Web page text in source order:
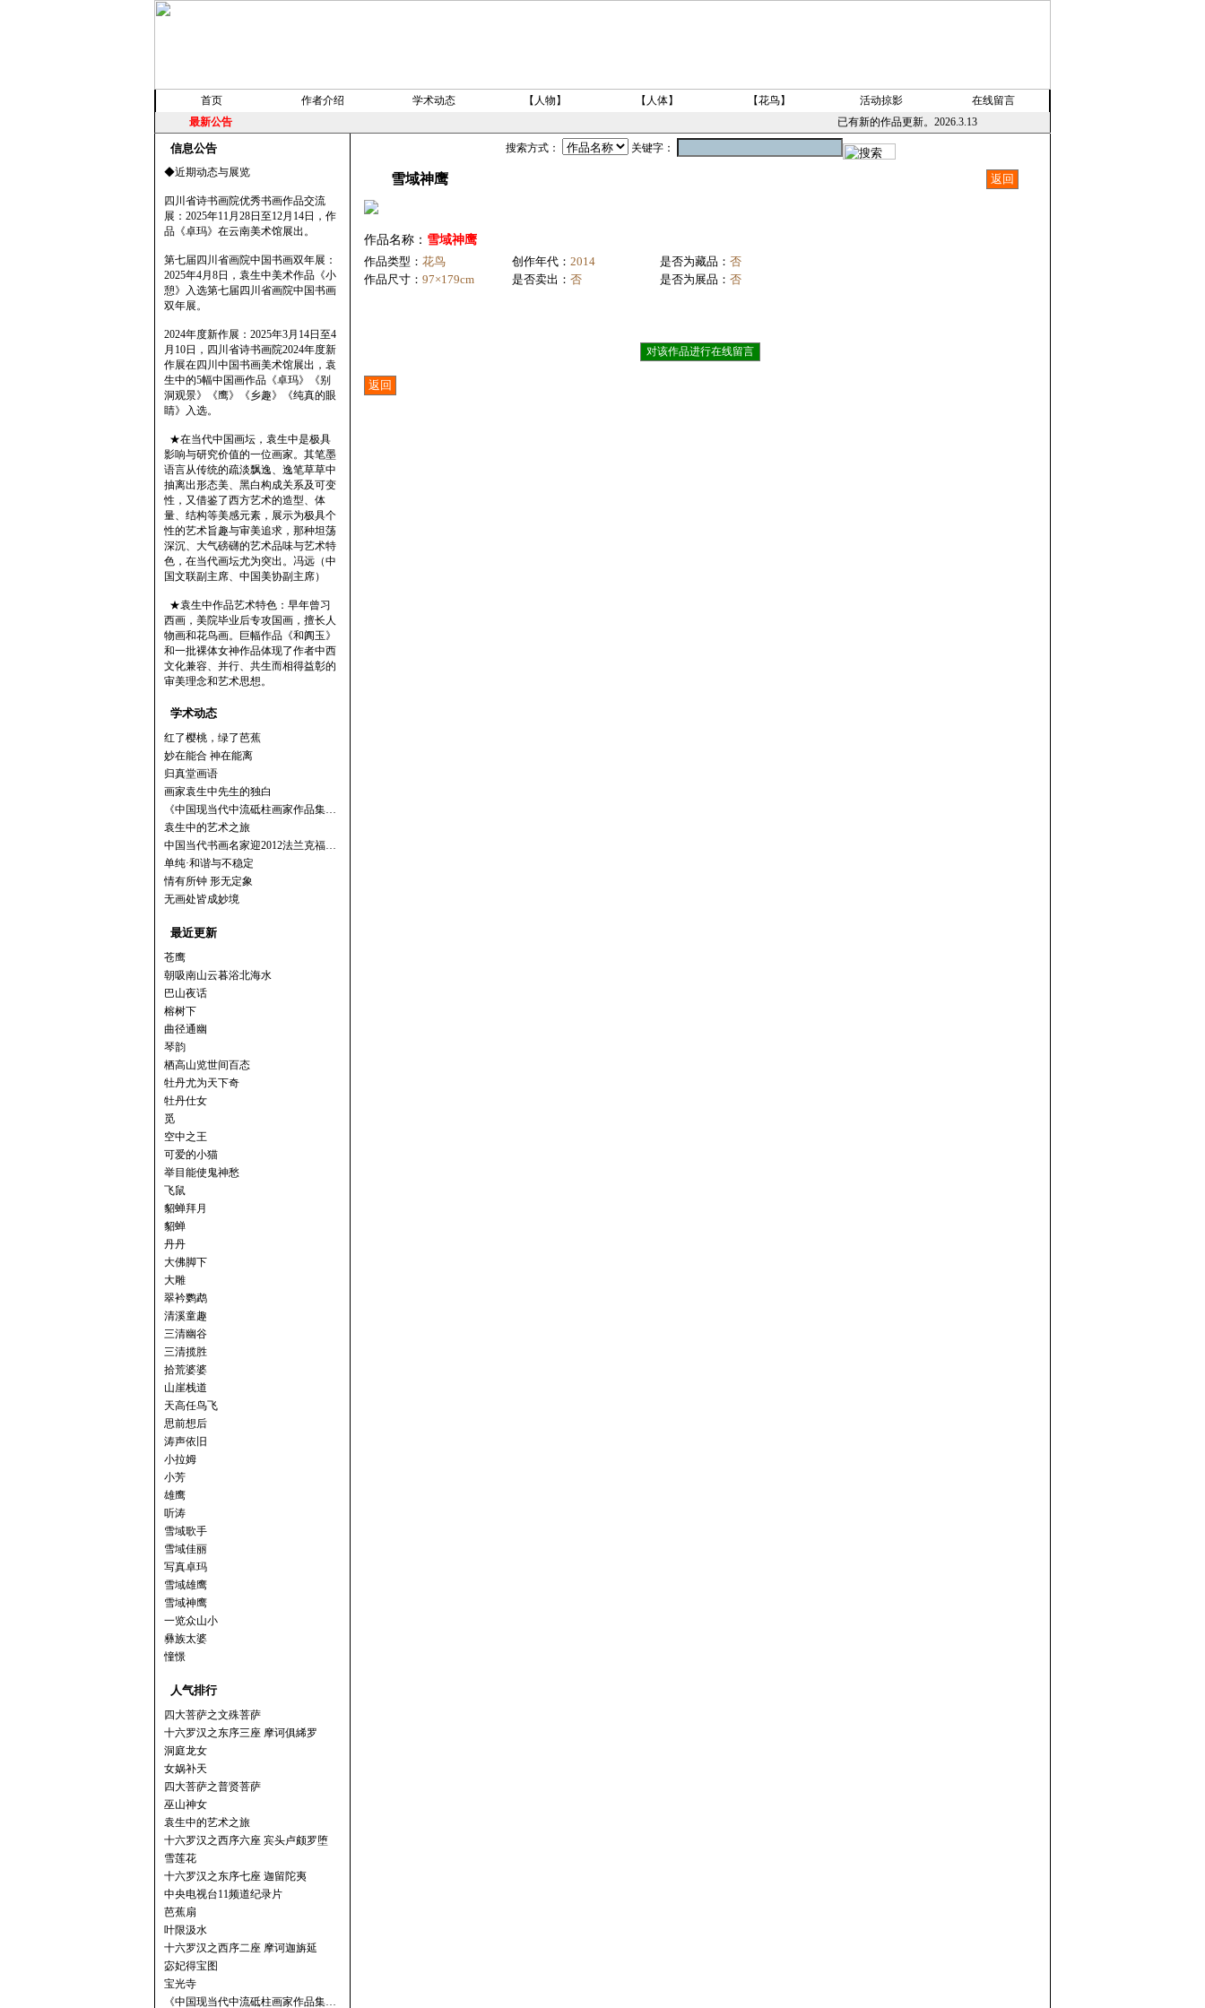
首页 作者介绍 学术动态 【人物】 【人体】 【花鸟】 活动掠影
在线留言
最新公告
已有新的作品更新。2026.3.13
信息公告
◆近期动态与展览
四川省诗书画院优秀书画作品交流
展：2025年11月28日至12月14日，作
品《卓玛》在云南美术馆展出。
第七届四川省画院中国书画双年展：
2025年4月8日，袁生中美术作品《小
憩》入选第七届四川省画院中国书画
双年展。
2024年度新作展：2025年3月14日至4
月10日，四川省诗书画院2024年度新
作展在四川中国书画美术馆展出，袁
生中的5幅中国画作品《卓玛》《别
洞观景》《鹰》《乡趣》《纯真的眼
睛》入选。
★在当代中国画坛，袁生中是极具
影响与研究价值的一位画家。其笔墨
语言从传统的疏淡飘逸、逸笔草草中
抽离出形态美、黑白构成关系及可变
性，又借鉴了西方艺术的造型、体
量、结构等美感元素，展示为极具个
性的艺术旨趣与审美追求，那种坦荡
深沉、大气磅礴的艺术品味与艺术特
色，在当代画坛尤为突出。冯远（中
国文联副主席、中国美协副主席）
★袁生中作品艺术特色：早年曾习
西画，美院毕业后专攻国画，擅长人
物画和花鸟画。巨幅作品《和阗玉》
和一批裸体女神作品体现了作者中西
文化兼容、并行、共生而相得益彰的
审美理念和艺术思想。
学术动态
红了樱桃，绿了芭蕉
妙在能合 神在能离
归真堂画语
画家袁生中先生的独白
《中国现当代中流砥柱画家作品集…
袁生中的艺术之旅
中国当代书画名家迎2012法兰克福…
单纯·和谐与不稳定
情有所钟 形无定象
无画处皆成妙境
最近更新
苍鹰
朝吸南山云暮浴北海水
巴山夜话
榕树下
曲径通幽
琴韵
栖高山览世间百态
牡丹尤为天下奇
牡丹仕女
觅
空中之王
可爱的小猫
举目能使鬼神愁
飞鼠
貂蝉拜月
貂蝉
丹丹
大佛脚下
大雕
翠衿鹦鹉
清溪童趣
三清幽谷
三清揽胜
拾荒婆婆
山崖栈道
天高任鸟飞
思前想后
涛声依旧
小拉姆
小芳
雄鹰
听涛
雪域歌手
雪域佳丽
写真卓玛
雪域雄鹰
雪域神鹰
一览众山小
彝族太婆
憧憬
人气排行
四大菩萨之文殊菩萨
十六罗汉之东序三座 摩诃俱絺罗
洞庭龙女
女娲补天
四大菩萨之普贤菩萨
巫山神女
袁生中的艺术之旅
十六罗汉之西序六座 宾头卢颇罗堕
雪莲花
十六罗汉之东序七座 迦留陀夷
中央电视台11频道纪录片
芭蕉扇
叶限汲水
十六罗汉之西序二座 摩诃迦旃延
宓妃得宝图
宝光寺
《中国现当代中流砥柱画家作品集…
搜索方式： 关键字：
雪域神鹰
作品名称： 雪域神鹰
作品类型： 花鸟 创作年代： 2014 是否为藏品： 否
作品尺寸： 97×179cm 是否卖出： 否 是否为展品： 否